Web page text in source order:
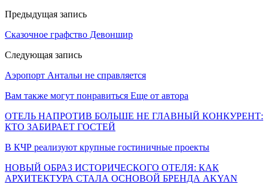
Предыдущая запись
Сказочное графство Девоншир
Следующая запись
Аэропорт Антальи не справляется
Вам также могут понравиться Еще от автора
ОТЕЛЬ НАПРОТИВ БОЛЬШЕ НЕ ГЛАВНЫЙ КОНКУРЕНТ:
КТО ЗАБИРАЕТ ГОСТЕЙ
В КЧР реализуют крупные гостиничные проекты
НОВЫЙ ОБРАЗ ИСТОРИЧЕСКОГО ОТЕЛЯ: КАК
АРХИТЕКТУРА СТАЛА ОСНОВОЙ БРЕНДА AKYAN